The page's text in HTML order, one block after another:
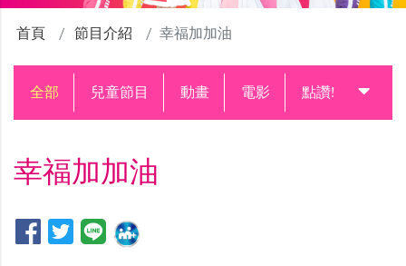
首頁 節目介紹 幸福加加油
全部 兒童節目 動畫 電影 點讚!升級中
幸福加加油